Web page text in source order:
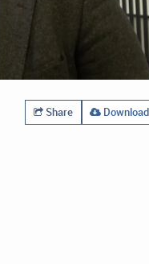
Share Download